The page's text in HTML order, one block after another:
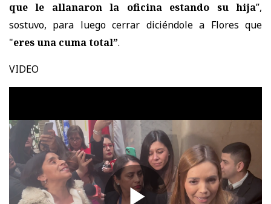
que le allanaron la oficina estando su hija”,
sostuvo, para luego cerrar diciéndole a Flores que
"eres una cuma total”.
VIDEO